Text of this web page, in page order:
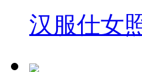
汉服仕女